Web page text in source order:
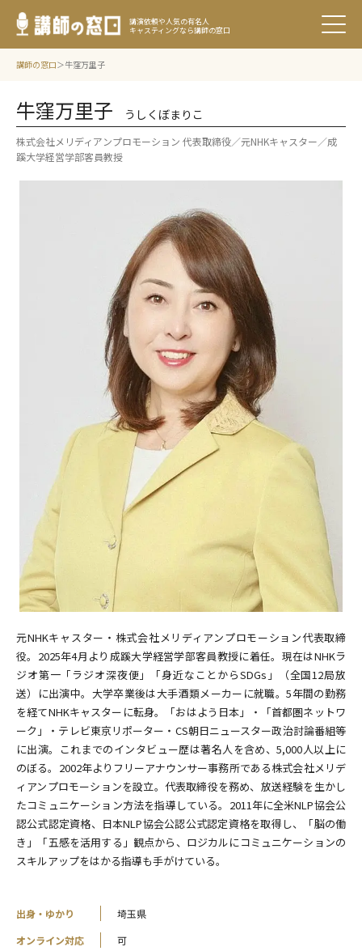
講演依頼や人気の有名人
キャスティングなら講師の窓口
講師の窓口 牛窪万里子
牛窪万里子 うしくぼまりこ
株式会社メリディアンプロモーション 代表取締役／元NHKキャスター／成
蹊大学経営学部客員教授
元NHKキャスター・株式会社メリディアンプロモーション代表取締
役。2025年4月より成蹊大学経営学部客員教授に着任。現在はNHKラ
ジオ第一「ラジオ深夜便」「身近なことからSDGs」（全国12局放
送）に出演中。大学卒業後は大手酒類メーカーに就職。5年間の勤務
を経てNHKキャスターに転身。「おはよう日本」・「首都圏ネットワ
ーク」・テレビ東京リポーター・CS朝日ニュースター政治討論番組等
に出演。これまでのインタビュー歴は著名人を含め、5,000人以上に
のぼる。2002年よりフリーアナウンサー事務所である株式会社メリデ
ィアンプロモーションを設立。代表取締役を務め、放送経験を生かし
たコミュニケーション方法を指導している。2011年に全米NLP協会公
認公式認定資格、日本NLP協会公認公式認定資格を取得し、「脳の働
き」「五感を活用する」観点から、ロジカルにコミュニケーションの
スキルアップをはかる指導も手がけている。
出身・ゆかり
埼玉県
オンライン対応
可